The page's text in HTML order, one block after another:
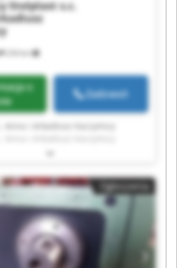
234 km
Stolplast s.c.
Zadzwoń
Anna i Arkadiusz Kaczyńscy
Anna i Arkadiusz Kaczyńscy
i Arkadiusz Kaczyńscy
i Arkadiusz Kaczyńscy
Anna i Arkadiusz Kaczyńscy
i Arkadiusz Kaczyńscy
Anna i Arkadiusz Kaczyńscy
i Arkadiusz Kaczyńscy
i Arkadiusz Kaczyńscy
Ogłoszenia